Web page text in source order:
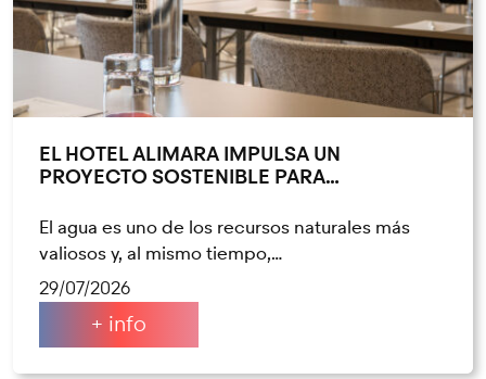
EL HOTEL ALIMARA IMPULSA UN
PROYECTO SOSTENIBLE PARA…
El agua es uno de los recursos naturales más
valiosos y, al mismo tiempo,…
29/07/2026
+ info